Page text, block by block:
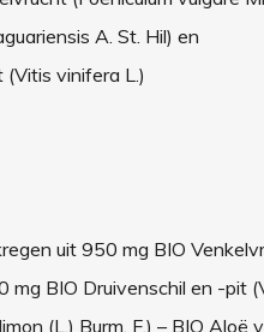
A. St. Hil) en
vinifera L.)
uit 950 mg BIO
mg BIO Druivenschil en -pit
(L.) Burm. F.) – BIO